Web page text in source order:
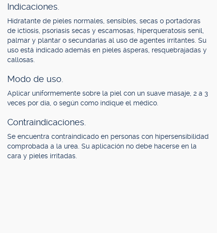
Indicaciones.
Hidratante de pieles normales, sensibles, secas o portadoras
de ictiosis, psoriasis secas y escamosas, hiperqueratosis senil,
palmar y plantar o secundarias al uso de agentes irritantes. Su
uso está indicado además en pieles ásperas, resquebrajadas y
callosas.
Modo de uso.
Aplicar uniformemente sobre la piel con un suave masaje, 2 a 3
veces por día, o según como indique el médico.
Contraindicaciones.
Se encuentra contraindicado en personas con hipersensibilidad
comprobada a la urea. Su aplicación no debe hacerse en la
cara y pieles irritadas.